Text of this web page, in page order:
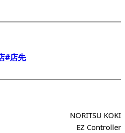
#店先
NORITSU KOKI
EZ Controller